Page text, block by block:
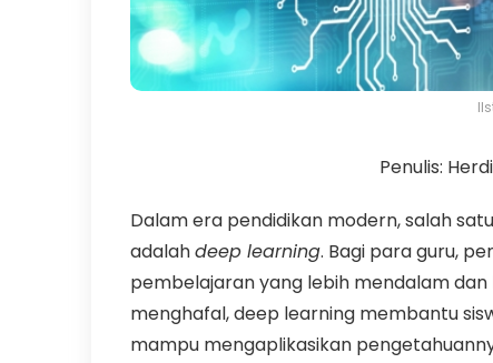
Penulis:
Dalam era pendidikan modern, salah
adalahdeep learning. Bagi para guru,
pembelajaran yang lebih mendalam
menghafal, deep learning membantu
mampu mengaplikasikan